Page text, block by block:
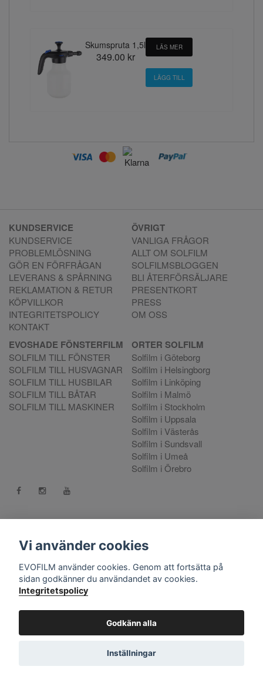
Skumspruta 1,5l
349.00 kr
LÄS MER
KUNDSERVICE
KUNDSERVICE
PROBLEMLÖSNING
GÖR EN FÖRFRÅGAN
LEVERANS & SPÅRNING
REKLAMATION & RETUR
KÖPVILLKOR
INTEGRITETSPOLICY
KONTAKT
ÖVRIGT
VANLIGA FRÅGOR
ALLT OM SOLFILM
SOLFILMSBLOGGEN
BLI ÅTERFÖRSÄLJARE
PRESENTKORT
PRESS
OM OSS
EVOSHADE FÖNSTERFILM
SOLFILM TILL FÖNSTER
SOLFILM TILL HUSVAGNAR
SOLFILM TILL HUSBILAR
SOLFILM TILL BÅTAR
SOLFILM TILL MASKINER
ORTER SOLFILM
Solfilm i Göteborg
Solfilm i Helsingborg
Solfilm i Linköping
Solfilm i Malmö
Solfilm i Stockholm
Solfilm i Uppsala
Solfilm i Västerås
Solfilm i Sundsvall
Solfilm i Umeå
Solfilm i Örebro
Kontakt:mejla oss. Vill du göra en reklamation använd vår
28 Helsingborg.
© Copyright 2026 EVOFILM Sverige. EVOFILM® EVOGEL®
and EVOBRITE® are registered trademarks. All violations of our
intellectual property rights are prosecuted. All other brands,
logos and trademarks belong to their respective owners. All
for identification purposes only.
Vi använder cookies
EVOFILM använder cookies. Genom att fortsätta på
sidan godkänner du användandet av cookies.
Integritetspolicy
Godkänn alla
Inställningar